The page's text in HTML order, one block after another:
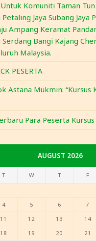
Komuniti Taman
Jaya Subang Jaya
Ampang Keramat
Serdang Bangi Kajang
Malaysia.
PESERTA
Astana Mukmin: “Kursus
Para Peserta
AUGUST 2026
T W T F
4 5 6 7
11 12 13 14
18 19 20 21